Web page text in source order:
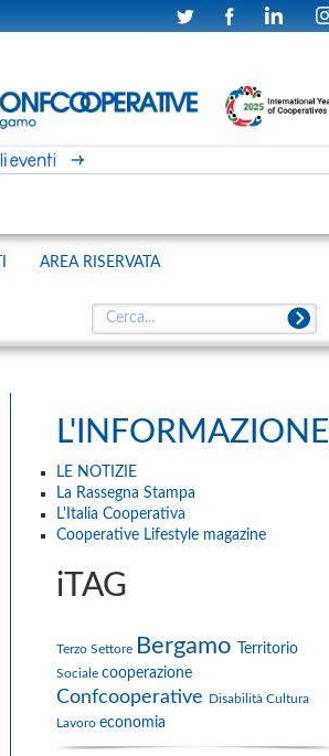
AREA RISERVATA
L'INFORMAZIONE
LE NOTIZIE
La Rassegna Stampa
L'Italia Cooperativa
Cooperative Lifestyle magazine
iTAG
Terzo Settore Bergamo Territorio
Sociale cooperazione
Confcooperative Disabilità Cultura
Lavoro economia